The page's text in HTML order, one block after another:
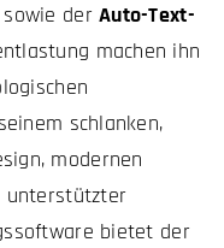
sowie derAuto-Text-
machen ihn
schlanken,
modernen
unterstützter
bietet der